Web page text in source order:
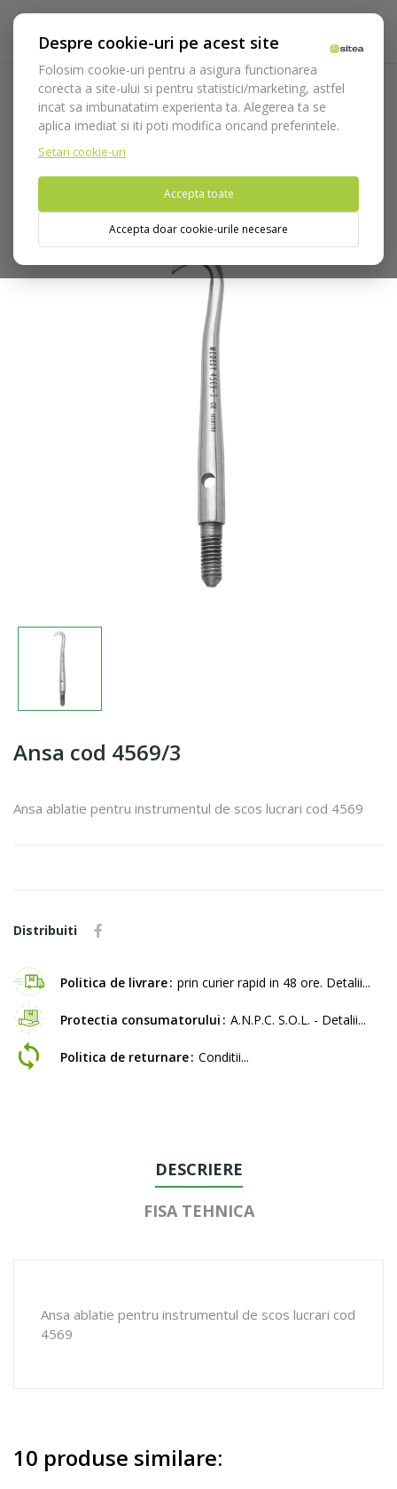
Despre cookie-uri pe acest site
Folosim cookie-uri pentru a asigura functionarea
corecta a site-ului si pentru statistici/marketing, astfel
incat sa imbunatatim experienta ta. Alegerea ta se
aplica imediat si iti poti modifica oricand preferintele.
Setari cookie-uri
Accepta toate
Accepta doar cookie-urile necesare
Acasa Instrumentar
Diagnostic, parodontologie si
restaurare
Restaurare Ablatie Ansa cod 4569/3
Nu puteti plasa comenzi din tara din care accesati website-ul
Ansa cod 4569/3
Ansa ablatie pentru instrumentul de scos lucrari cod 4569
Distribuiti
Politica de livrare prin curier rapid in 48 ore. Detalii...
Protectia consumatorului A.N.P.C. S.O.L. - Detalii...
Politica de returnare Conditii...
DESCRIERE
FISA TEHNICA
Ansa ablatie pentru instrumentul de scos lucrari cod
4569
10 produse similare: